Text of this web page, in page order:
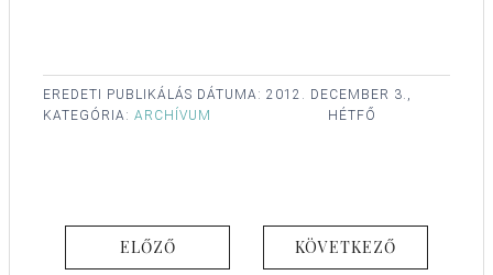
EREDETI PUBLIKÁLÁS DÁTUMA: 2012. DECEMBER 3.,
HÉTFŐ
KATEGÓRIA: ARCHÍVUM
ELŐZŐ KÖVETKEZŐ